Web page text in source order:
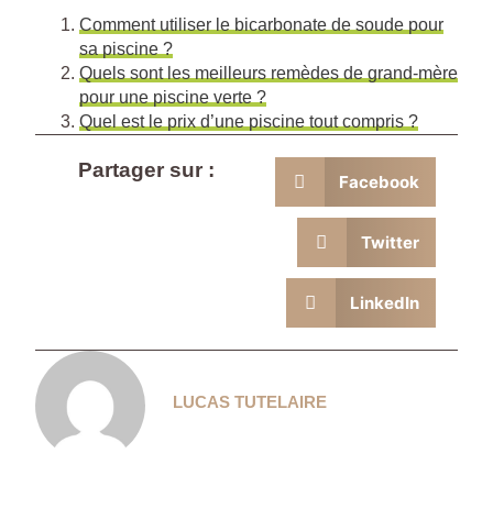
Comment utiliser le bicarbonate de soude pour
sa piscine ?
Quels sont les meilleurs remèdes de grand-mère
pour une piscine verte ?
Quel est le prix d’une piscine tout compris ?
Partager sur : Facebook
Twitter
LinkedIn
LUCAS TUTELAIRE